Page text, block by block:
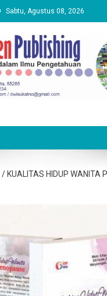
Sabtu, Agustus 08, 2026
/ KUALITAS HIDUP WANITA